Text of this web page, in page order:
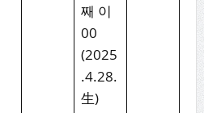
째 이
00
(2025
.4.28.
生)